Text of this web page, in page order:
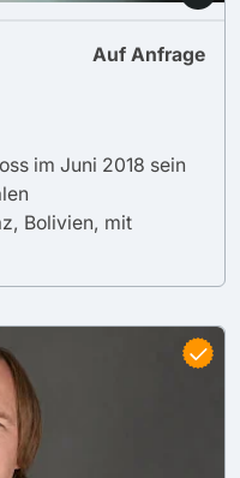
Auf Anfrage
im Juni 2018 sein
Bolivien, mit